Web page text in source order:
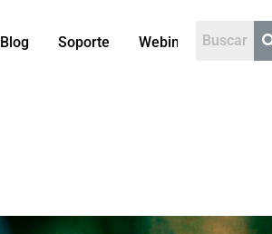
Blog Soporte Webinars